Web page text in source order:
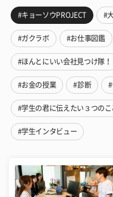
#キョーソウPROJECT #
#ガクラボ #お仕事図鑑
#ほんとにいい会社見つけ隊！
#お金の授業 #診断
#学生の君に伝えたい３つのこ
#学生インタビュー